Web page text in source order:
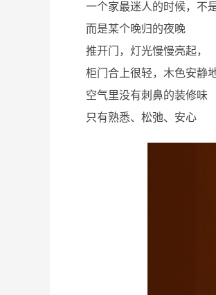
一个家最迷人的时候，不
而是某个晚归的夜晚
推开门，灯光慢慢亮起，
柜门合上很轻，木色安静
空气里没有刺鼻的装修味
只有熟悉、松弛、安心